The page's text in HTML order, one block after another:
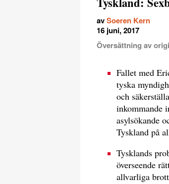
avSoeren Kern
16 juni, 2017
Översättning av
Fallet med
tyska
och
inkommande
asylsökande
Tyskland på
Tysklands
överseende
allvarliga